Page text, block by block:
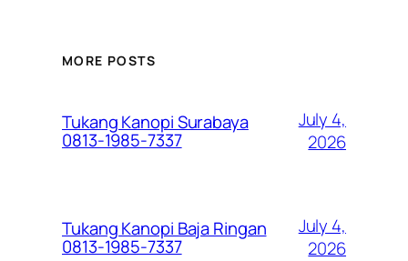
MORE POSTS
Tukang Kanopi Surabaya
0813-1985-7337
July 4,
2026
Tukang Kanopi Baja Ringan
0813-1985-7337
July 4,
2026